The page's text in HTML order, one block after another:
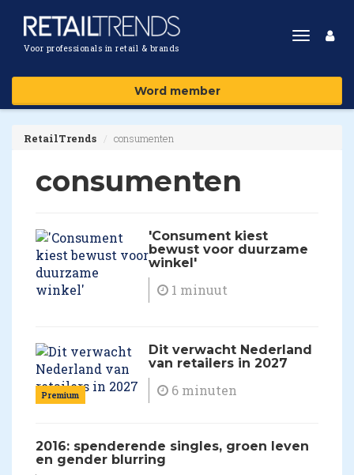
Voor professionals in retail & brands
Toggle
Word member
RetailTrends consumenten
consumenten
'Consument kiest
bewust voor duurzame
winkel'
1 minuut
Premium
Dit verwacht Nederland
van retailers in 2027
6 minuten
2016: spenderende singles, groen leven
en gender blurring